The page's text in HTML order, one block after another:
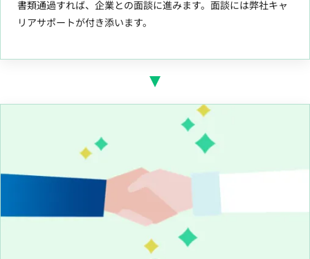
書類通過すれば、企業との面談に進みます。面談には弊社キャ
リアサポートが付き添います。